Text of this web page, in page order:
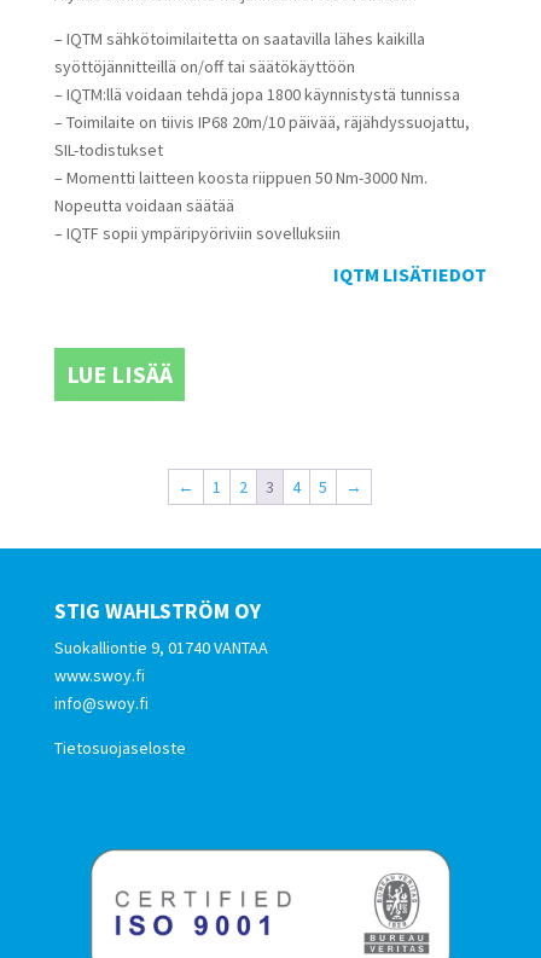
– IQTM sähkötoimilaitetta on saatavilla lähes kaikilla
syöttöjännitteillä on/off tai säätökäyttöön
– IQTM:llä voidaan tehdä jopa 1800 käynnistystä tunnissa
– Toimilaite on tiivis IP68 20m/10 päivää, räjähdyssuojattu,
SIL-todistukset
– Momentti laitteen koosta riippuen 50 Nm-3000 Nm.
Nopeutta voidaan säätää
– IQTF sopii ympäripyöriviin sovelluksiin
IQTM LISÄTIEDOT
LUE LISÄÄ
← 1 2 3 4 5 →
STIG WAHLSTRÖM OY
Suokalliontie 9, 01740 VANTAA
www.swoy.fi
info@swoy.fi
Tietosuojaseloste